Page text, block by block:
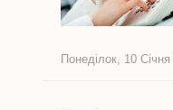
Понеділок, 10